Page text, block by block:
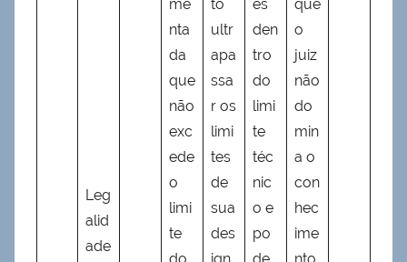
Leg
alid
ade
me
nta
da
que
não
exc
ede
o
limi
te
to
ultr
apa
ssa
r os
limi
tes
de
sua
des
es
den
tro
do
limi
te
téc
nic
o e
po
que
o
juiz
não
do
min
a o
con
hec
ime